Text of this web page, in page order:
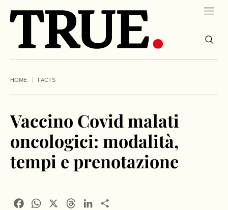
HOME FACTS
Vaccino Covid malati
oncologici: modalità,
tempi e prenotazione
FacebookWhatsApp ThreadsLinkedIn